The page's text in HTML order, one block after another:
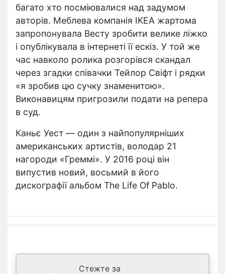
багато хто посміювалися над задумом
авторів. Меблева компанія IKEA жартома
запропонувала Весту зробити велике ліжко
і опублікувала в інтернеті її ескіз. У той же
час навколо ролика розгорівся скандал
через згадки співачки Тейлор Свіфт і рядки
«я зробив цю сучку знаменитою».
Виконавицям пригрозили подати на репера
в суд.
Каньє Уест — один з найпопулярніших
американських артистів, володар 21
нагороди «Греммі». У 2016 році він
випустив новий, восьмий в його
дискографії альбом The Life Of Pablo.
Стежте за